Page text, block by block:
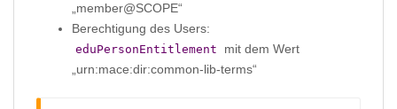
„member@SCOPE“
Berechtigung des Users:
eduPersonEntitlement
mit dem Wert
„urn:mace:dir:common-lib-terms“